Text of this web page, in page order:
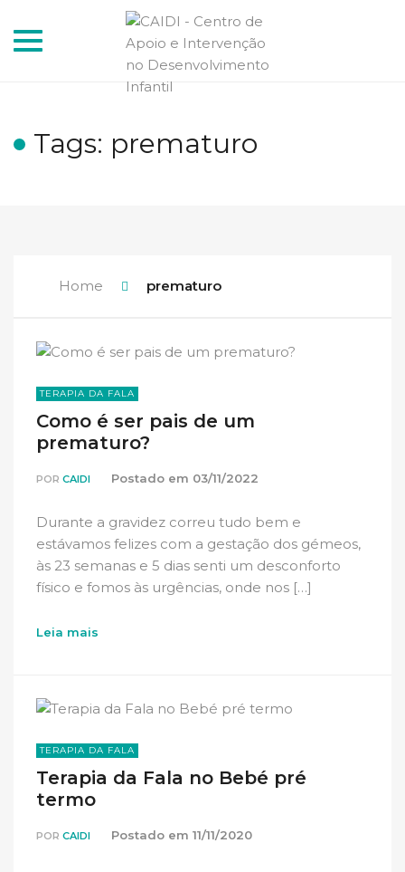
Toggle
Tags: prematuro
Home prematuro
TERAPIA DA FALA
Como é ser pais de um
prematuro?
POR CAIDI Postado em 03/11/2022
Durante a gravidez correu tudo bem e
estávamos felizes com a gestação dos gémeos,
às 23 semanas e 5 dias senti um desconforto
físico e fomos às urgências, onde nos […]
Leia mais
TERAPIA DA FALA
Terapia da Fala no Bebé pré
termo
POR CAIDI Postado em 11/11/2020